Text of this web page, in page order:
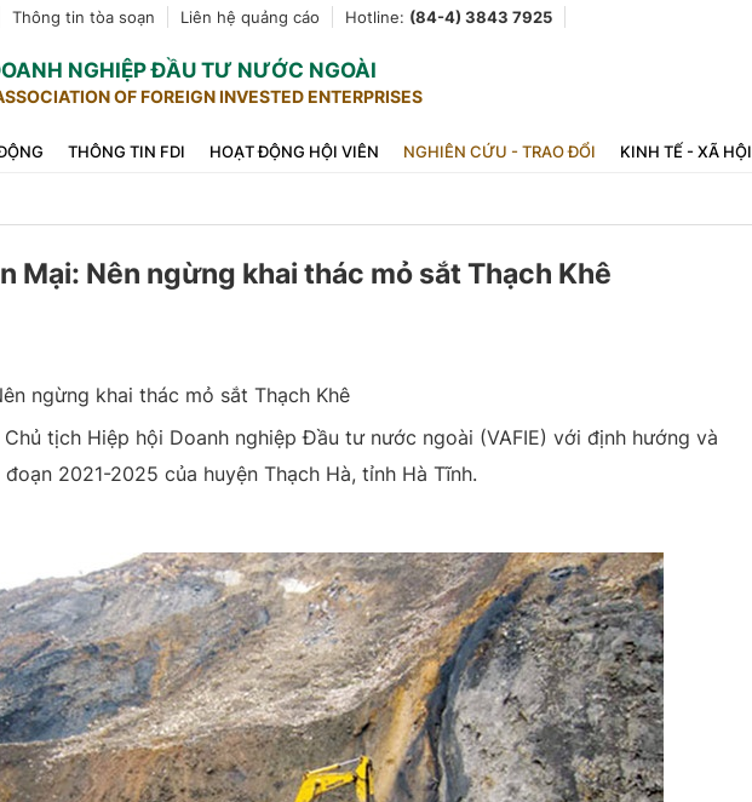
Thông tin tòa soạn Liên hệ quảng cáo Hotline: (84-4) 3843 7925
NGHIỆP ĐẦU TƯ NƯỚC NGOÀI
OF FOREIGN INVESTED ENTERPRISES
THÔNG TIN FDI HOẠT ĐỘNG HỘI VIÊN NGHIÊN CỨU - TRAO ĐỔI KINH TẾ - XÃ HỘI
Mại: Nên ngừng khai thác mỏ sắt Thạch Khê
ngừng khai thác mỏ sắt Thạch Khê
tịch Hiệp hội Doanh nghiệp Đầu tư nước ngoài (VAFIE) với định hướng và
2021-2025 của huyện Thạch Hà, tỉnh Hà Tĩnh.